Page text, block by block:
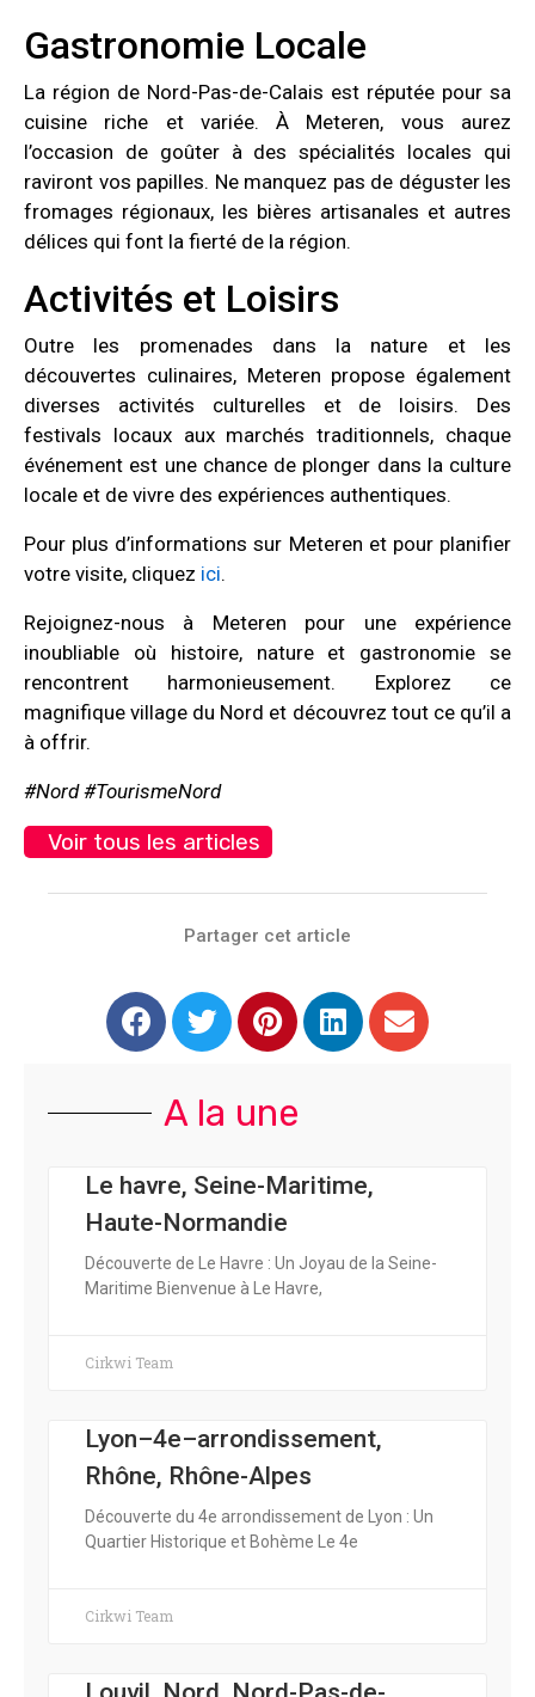
Gastronomie Locale
La région de Nord-Pas-de-Calais est réputée pour sa
cuisine riche et variée. À Meteren, vous aurez
l’occasion de goûter à des spécialités locales qui
raviront vos papilles. Ne manquez pas de déguster les
fromages régionaux, les bières artisanales et autres
délices qui font la fierté de la région.
Activités et Loisirs
Outre les promenades dans la nature et les
découvertes culinaires, Meteren propose également
diverses activités culturelles et de loisirs. Des
festivals locaux aux marchés traditionnels, chaque
événement est une chance de plonger dans la culture
locale et de vivre des expériences authentiques.
Pour plus d’informations sur Meteren et pour planifier
votre visite, cliquez ici.
Rejoignez-nous à Meteren pour une expérience
inoubliable où histoire, nature et gastronomie se
rencontrent harmonieusement. Explorez ce
magnifique village du Nord et découvrez tout ce qu’il a
à offrir.
#Nord #TourismeNord
Voir tous les articles
Partager cet article
A la une
Le havre, Seine-Maritime,
Haute-Normandie
Découverte de Le Havre : Un Joyau de la Seine-
Maritime Bienvenue à Le Havre,
Cirkwi Team
Lyon–4e–arrondissement,
Rhône, Rhône-Alpes
Découverte du 4e arrondissement de Lyon : Un
Quartier Historique et Bohème Le 4e
Cirkwi Team